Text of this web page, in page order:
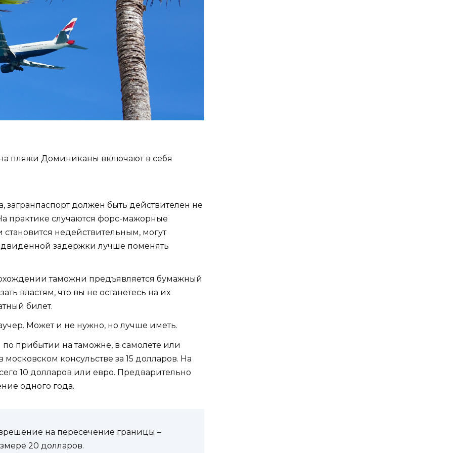
пляжи Доминиканы включают в себя
загранпаспорт должен быть действителен не
практике случаются форс-мажорные
становится недействительным, могут
задержки лучше поменять
таможни предъявляется бумажный
властям, что вы не останетесь на их
билет.
Может и не нужно, но лучше иметь.
прибытии на таможне, в самолете или
консульстве за 15 долларов. На
10 долларов или евро. Предварительно
одного года.
на пересечение границы –
20 долларов.